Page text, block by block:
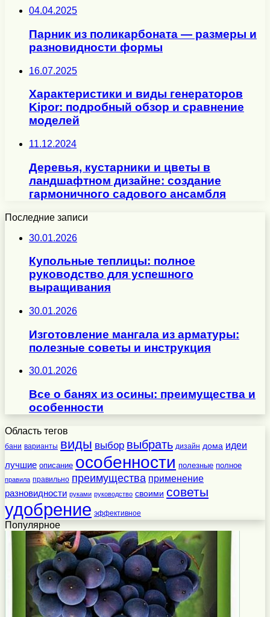
04.04.2025
Парник из поликарбоната — размеры и
разновидности формы
16.07.2025
Характеристики и виды генераторов
Kipor: подробный обзор и сравнение
моделей
11.12.2024
Деревья, кустарники и цветы в
ландшафтном дизайне: создание
гармоничного садового ансамбля
Последние записи
30.01.2026
Купольные теплицы: полное
руководство для успешного
выращивания
30.01.2026
Изготовление мангала из арматуры:
полезные советы и инструкция
30.01.2026
Все о банях из осины: преимущества и
особенности
Область тегов
бани варианты виды выбор выбрать дизайн дома идеи
лучшие описание особенности полезные полное
правила правильно преимущества применение
разновидности руками руководство своими советы
удобрение эффективное
Популярное